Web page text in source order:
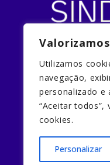
Utilizamos
navegação,
personalizado e
“Aceitar todos”,
cookies.
Personalizar